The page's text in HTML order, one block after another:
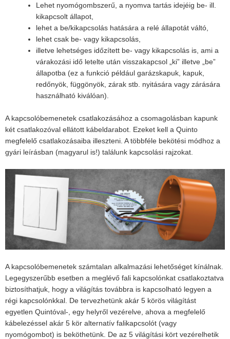
Lehet nyomógombszerű, a nyomva tartás idejéig be- ill.
kikapcsolt állapot,
lehet a be/kikapcsolás hatására a relé állapotát váltó,
lehet csak be- vagy kikapcsolás,
illetve lehetséges időzített be- vagy kikapcsolás is, ami a
várakozási idő letelte után visszakapcsol „ki” illetve „be”
állapotba (ez a funkció például garázskapuk, kapuk,
redőnyök, függönyök, zárak stb. nyitására vagy zárására
használható kiválóan).
A kapcsolóbemenetek csatlakozásához a csomagolásban kapunk
két csatlakozóval ellátott kábeldarabot. Ezeket kell a Quinto
megfelelő csatlakozásaiba illeszteni. A többféle bekötési módhoz a
gyári leírásban (magyarul is!) találunk kapcsolási rajzokat.
A kapcsolóbemenetek számtalan alkalmazási lehetőséget kínálnak.
Legegyszerűbb esetben a meglévő fali kapcsolónkat csatlakoztatva
biztosíthatjuk, hogy a világítás továbbra is kapcsolható legyen a
régi kapcsolónkkal. De tervezhetünk akár 5 körös világítást
egyetlen Quintóval-, egy helyről vezérelve, ahova a megfelelő
kábelezéssel akár 5 kör alternatív falikapcsolót (vagy
nyomógombot) is beköthetünk. De az 5 világítási kört vezérelhetik